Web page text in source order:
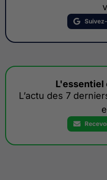
L'essentiel
L’actu des 7